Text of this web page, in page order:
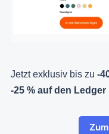
Jetzt exklusiv bis zu -
-25 % auf den